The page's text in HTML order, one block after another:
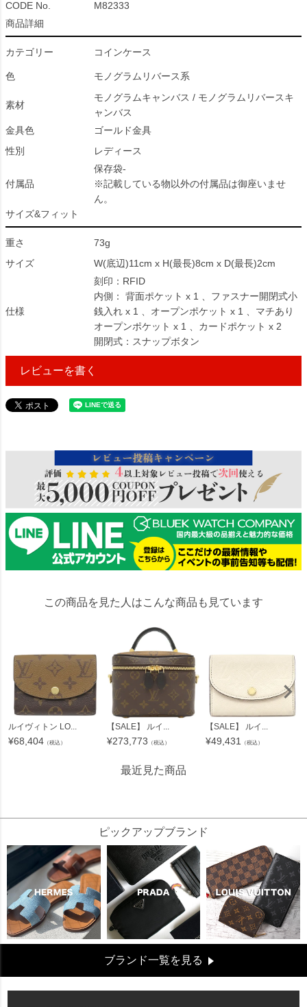
CODE No.
M82333
商品詳細
カテゴリー コインケース
色 モノグラムリバース系
素材
モノグラムキャンバス / モノグラムリバースキ
ャンバス
金具色
ゴールド金具
性別
レディース
付属品
保存袋-
※記載している物以外の付属品は御座いませ
ん。
サイズ&フィット
重さ
73g
サイズ
W(底辺)11cm x H(最長)8cm x D(最長)2cm
仕様
刻印：RFID
内側： 背面ポケット x 1 、ファスナー開閉式小
銭入れ x 1 、オープンポケット x 1 、マチあり
オープンポケット x 1 、カードポケット x 2
開閉式：スナップボタン
レビューを書く
この商品を見た人はこんな商品も見ています
ルイヴィトン LO...
¥68,404 （税込）
【SALE】 ルイ...
¥273,773 （税込）
【SALE】 ルイ...
¥49,431 （税込）
最近見た商品
ピックアップブランド
ブランド一覧を見る